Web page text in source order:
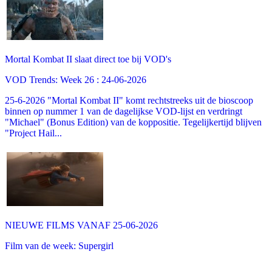
Mortal Kombat II slaat direct toe bij VOD's
VOD Trends: Week 26 : 24-06-2026
25-6-2026 "Mortal Kombat II" komt rechtstreeks uit de bioscoop
binnen op nummer 1 van de dagelijkse VOD-lijst en verdringt
"Michael" (Bonus Edition) van de koppositie. Tegelijkertijd blijven
"Project Hail...
NIEUWE FILMS VANAF 25-06-2026
Film van de week: Supergirl